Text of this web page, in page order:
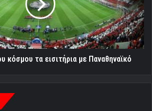
κόσμου τα εισιτήρια με Παναθηναϊκό